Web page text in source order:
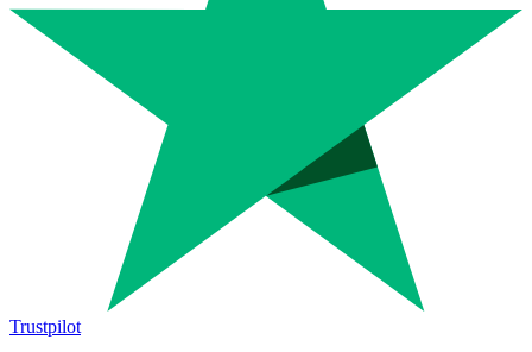
Trustpilot